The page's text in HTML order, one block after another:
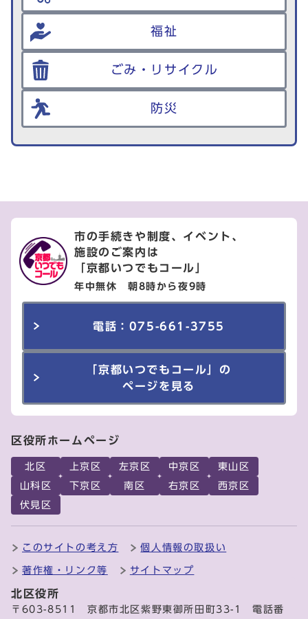
福祉
ごみ・リサイクル
防災
市の手続きや制度、イベント、
施設のご案内は
「京都いつでもコール」
年中無休 朝8時から夜9時
電話：075-661-3755
「京都いつでもコール」の
ページを見る
区役所ホームページ
北区 上京区 左京区 中京区
東山区
山科区
下京区 南区 右京区
西京区
伏見区
このサイトの考え方 個人情報の取扱い
著作権・リンク等 サイトマップ
北区役所
〒603-8511 京都市北区紫野東御所田町33-1 電話番